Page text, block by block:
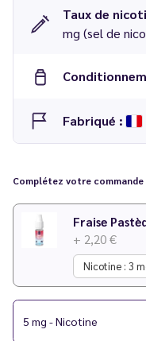
Taux de
mg (sel de
Fabriqué :
– Pulp
Complétez votre commande
+ 2,20 €